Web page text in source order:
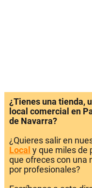
¿Tienes una tienda,
local comercial en
de Navarra?
¿Quieres salir en
Local y que miles de
que ofreces con una
por profesionales?